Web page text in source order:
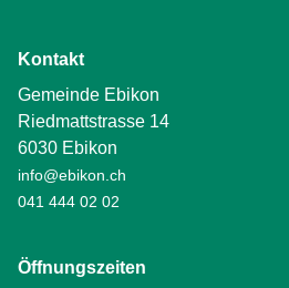
Kontakt
Gemeinde Ebikon
Riedmattstrasse 14
6030 Ebikon
info@ebikon.ch
041 444 02 02
Öffnungszeiten